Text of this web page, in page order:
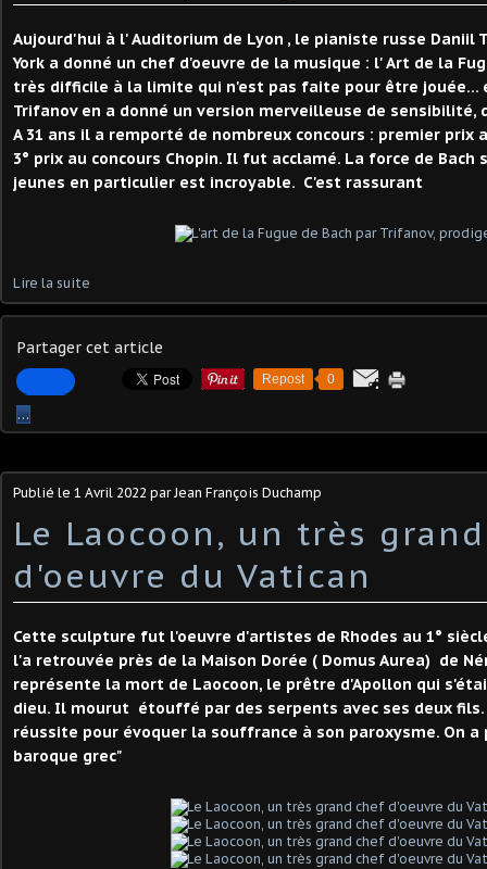
Aujourd'hui à l' Auditorium de Lyon , le pianiste russe Daniil
York a donné un chef d'oeuvre de la musique : l' Art de la
très difficile à la limite qui n'est pas faite pour être jouée...
Trifanov en a donné un version merveilleuse de sensibilité,
A 31 ans il a remporté de nombreux concours : premier prix
3° prix au concours Chopin. Il fut acclamé. La force de
jeunes en particulier est incroyable. C'est rassurant
Lire la suite
Partager cet article
Repost 0
…
Publié le 1 Avril 2022 par Jean François Duchamp
Le Laocoon, un très
d'oeuvre du Vatican
Cette sculpture fut l'oeuvre d'artistes de Rhodes au 1°
l'a retrouvée près de la Maison Dorée ( Domus Aurea) de
représente la mort de Laocoon, le prêtre d'Apollon qui
dieu. Il mourut étouffé par des serpents avec ses deux fils.
réussite pour évoquer la souffrance à son paroxysme. On a
baroque grec"